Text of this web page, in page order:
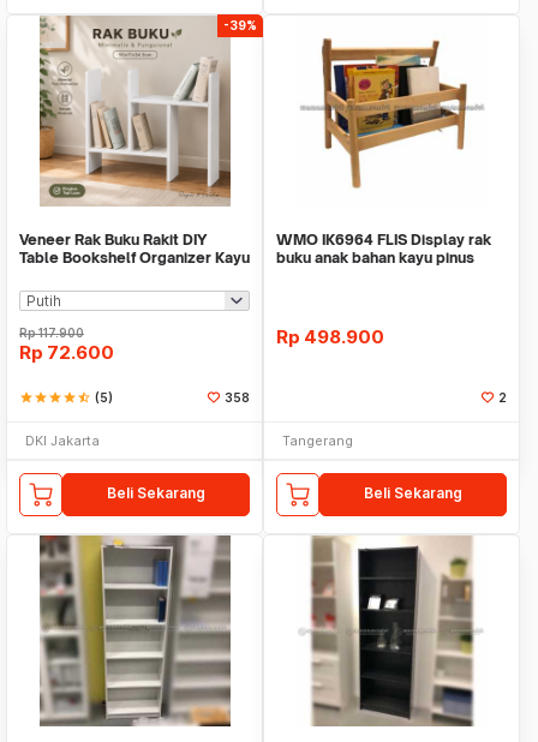
-39%
Veneer Rak Buku Rakit DIY
Table Bookshelf Organizer Kayu
Rp117.900
Rp 72.600
starstarstarstarstar_half (5) 358
DKI Jakarta
Beli Sekarang
WMO IK6964 FLIS Display rak
buku anak bahan kayu pinus
Rp 498.900
2
Tangerang
Beli Sekarang